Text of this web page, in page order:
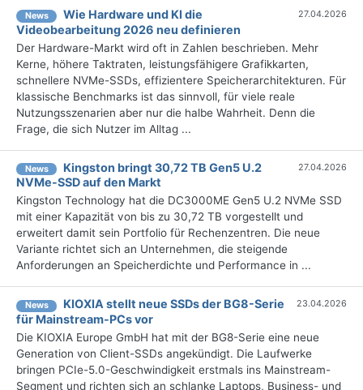
News
Wie Hardware und KI die
Videobearbeitung 2026 neu definieren
27.04.2026
Der Hardware-Markt wird oft in Zahlen beschrieben. Mehr
Kerne, höhere Taktraten, leistungsfähigere Grafikkarten,
schnellere NVMe-SSDs, effizientere Speicherarchitekturen. Für
klassische Benchmarks ist das sinnvoll, für viele reale
Nutzungsszenarien aber nur die halbe Wahrheit. Denn die
Frage, die sich Nutzer im Alltag ...
News
Kingston bringt 30,72 TB Gen5 U.2
NVMe-SSD auf den Markt
27.04.2026
Kingston Technology hat die DC3000ME Gen5 U.2 NVMe SSD
mit einer Kapazität von bis zu 30,72 TB vorgestellt und
erweitert damit sein Portfolio für Rechenzentren. Die neue
Variante richtet sich an Unternehmen, die steigende
Anforderungen an Speicherdichte und Performance in ...
News
KIOXIA stellt neue SSDs der BG8-Serie
für Mainstream-PCs vor
23.04.2026
Die KIOXIA Europe GmbH hat mit der BG8-Serie eine neue
Generation von Client-SSDs angekündigt. Die Laufwerke
bringen PCIe-5.0-Geschwindigkeit erstmals ins Mainstream-
Segment und richten sich an schlanke Laptops, Business- und